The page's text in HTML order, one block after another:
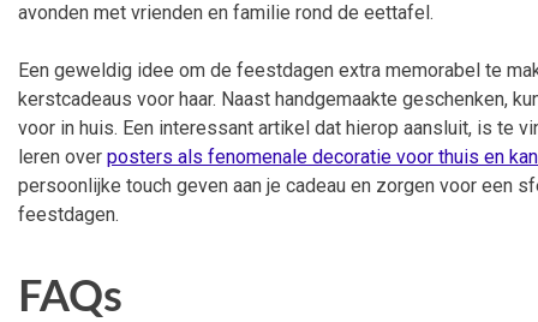
avonden met vrienden en familie rond de eettafel.
Een geweldig idee om de feestdagen extra memorabel te
kerstcadeaus voor haar. Naast handgemaakte geschenken,
voor in huis. Een interessant artikel dat hierop aansluit, is te
leren over posters als fenomenale decoratie voor thuis en
persoonlijke touch geven aan je cadeau en zorgen voor een
feestdagen.
FAQs